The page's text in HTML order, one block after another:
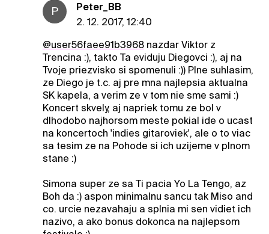
P
Peter_BB
2. 12. 2017, 12:40
@user56faee91b3968nazdar Viktor z
Trencina :), takto Ta eviduju Diegovci :), aj na
Tvoje priezvisko si spomenuli :)) Plne suhlasim,
ze Diego je t.c. aj pre mna najlepsia aktualna
SK kapela, a verim ze v tom nie sme sami :)
Koncert skvely, aj napriek tomu ze bol v
dlhodobo najhorsom meste pokial ide o ucast
na koncertoch 'indies gitaroviek', ale o to viac
sa tesim ze na Pohode si ich uzijeme v plnom
stane :)
Simona super ze sa Ti pacia Yo La Tengo, az
Boh da :) aspon minimalnu sancu tak Miso and
co. urcie nezavahaju a splnia mi sen vidiet ich
nazivo, a ako bonus dokonca na najlepsom